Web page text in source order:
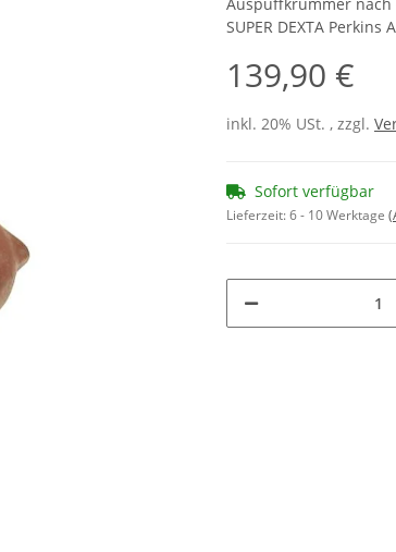
SUPER DEXTA Perkins
139,90 €
inkl. 20% USt. , zzgl.
Sofort verfügbar
Lieferzeit:6 - 10 Werktage